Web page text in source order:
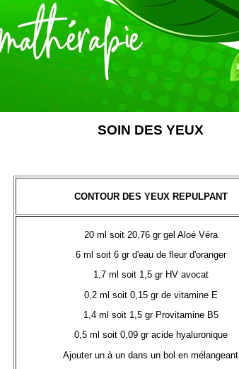
SOIN DES YEUX
CONTOUR DES YEUX REPULPANT
20 ml soit 20,76 gr gel Aloé Véra
6 ml soit 6 gr d'eau de fleur d'oranger
1,7 ml soit 1,5 gr HV avocat
0,2 ml soit 0,15 gr de vitamine E
1,4 ml soit 1,5 gr Provitamine B5
0,5 ml soit 0,09 gr acide hyaluronique
Ajouter un à un dans un bol en mélangeant